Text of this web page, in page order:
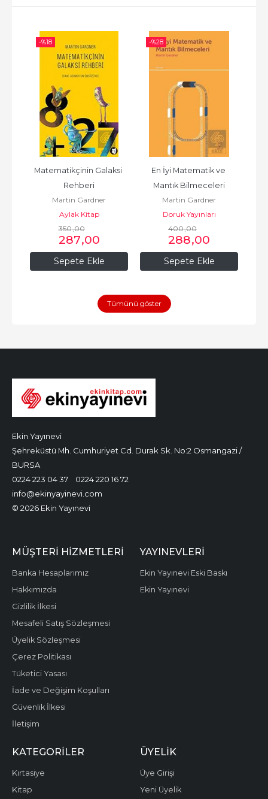
-%18
Sepete Ekle
Matematikçinin Galaksi
Rehberi
Martin Gardner
Aylak Kitap
350,00
287,00
-%28
Sepete Ekle
En İyi Matematik ve
Mantık Bilmeceleri
Martin Gardner
Doruk Yayınları
400,00
288,00
Tümünü göster
Ekin Yayınevi
Şehreküstü Mh. Cumhuriyet Cd. Durak Sk. No:2 Osmangazi /
BURSA
0224 223 04 37
0224 220 16 72
info@ekinyayinevi.com
© 2026 Ekin Yayınevi
MÜŞTERI HIZMETLERI
Banka Hesaplarımız
Hakkımızda
Gizlilik İlkesi
Mesafeli Satış Sözleşmesi
Üyelik Sözleşmesi
Çerez Politikası
Tüketici Yasası
İade ve Değişim Koşulları
Güvenlik İlkesi
İletişim
YAYINEVLERI
Ekin Yayınevi Eski Baskı
Ekin Yayınevi
KATEGORILER
Kırtasiye
Kitap
ÜYELIK
Üye Girişi
Yeni Üyelik